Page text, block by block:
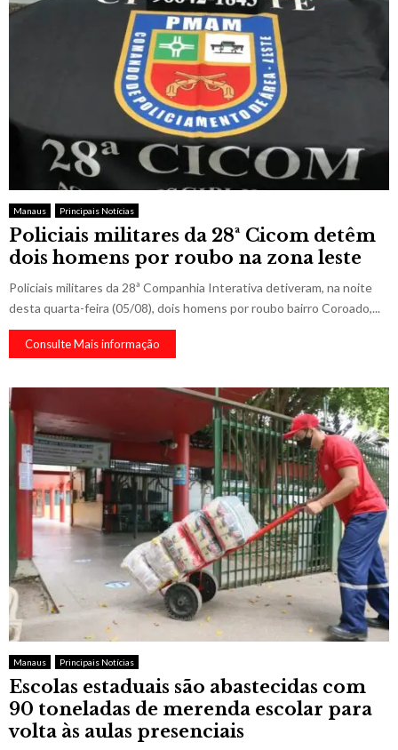
Manaus Principais Notícias
Policiais militares da 28ª Cicom detêm
dois homens por roubo na zona leste
Policiais militares da 28ª Companhia Interativa detiveram, na noite
desta quarta-feira (05/08), dois homens por roubo bairro Coroado,...
Consulte Mais informação
Manaus Principais Notícias
Escolas estaduais são abastecidas com
90 toneladas de merenda escolar para
volta às aulas presenciais